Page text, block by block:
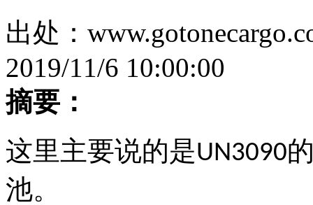
出处：
2019/11/6 10:00:00
摘要：
这里主要说的是UN3090
池。